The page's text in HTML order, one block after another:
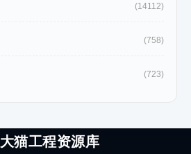
(14112)
(758)
(723)
大猫工程资源库